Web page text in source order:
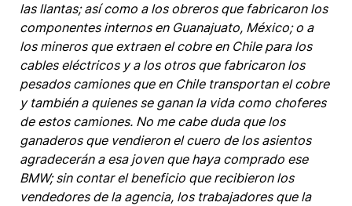
las llantas; así como a los obreros que fabricaron los
componentes internos en Guanajuato, México; o a
los mineros que extraen el cobre en Chile para los
cables eléctricos y a los otros que fabricaron los
pesados camiones que en Chile transportan el cobre
y también a quienes se ganan la vida como choferes
de estos camiones. No me cabe duda que los
ganaderos que vendieron el cuero de los asientos
agradecerán a esa joven que haya comprado ese
BMW; sin contar el beneficio que recibieron los
vendedores de la agencia, los trabajadores que la